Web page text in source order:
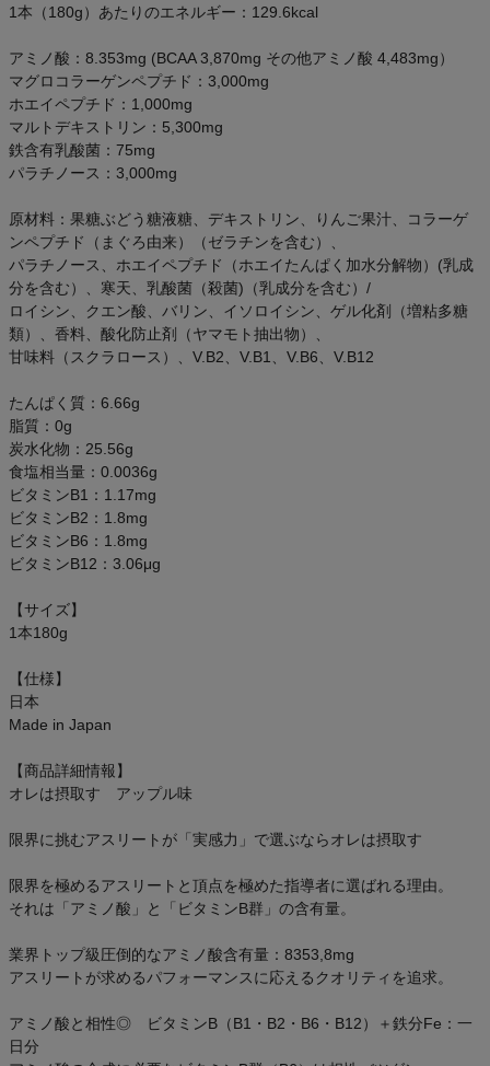
プロテイン・サプリメントまとめ買い
アウトレットセール
スタッフコーディネート
スタッフブログ
1本（180g）あたりのエネルギー：129.6kcal
アミノ酸：8.353mg (BCAA 3,870mg その他アミノ酸 4,483mg）
マグロコラーゲンペプチド：3,000mg
ホエイペプチド：1,000mg
マルトデキストリン：5,300mg
鉄含有乳酸菌：75mg
パラチノース：3,000mg
原材料：果糖ぶどう糖液糖、デキストリン、りんご果汁、コラーゲ
ンペプチド（まぐろ由来）（ゼラチンを含む）、
パラチノース、ホエイペプチド（ホエイたんぱく加水分解物）(乳成
分を含む）、寒天、乳酸菌（殺菌)（乳成分を含む）/
ロイシン、クエン酸、バリン、イソロイシン、ゲル化剤（増粘多糖
類）、香料、酸化防止剤（ヤマモト抽出物）、
甘味料（スクラロース）、V.B2、V.B1、V.B6、V.B12
たんぱく質：6.66g
脂質：0g
炭水化物：25.56g
食塩相当量：0.0036g
ビタミンB1：1.17mg
ビタミンB2：1.8mg
ビタミンB6：1.8mg
ビタミンB12：3.06μg
【サイズ】
1本180g
【仕様】
日本
Made in Japan
【商品詳細情報】
オレは摂取す アップル味
限界に挑むアスリートが「実感力」で選ぶならオレは摂取す
限界を極めるアスリートと頂点を極めた指導者に選ばれる理由。
それは「アミノ酸」と「ビタミンB群」の含有量。
業界トップ級圧倒的なアミノ酸含有量：8353,8mg
アスリートが求めるパフォーマンスに応えるクオリティを追求。
アミノ酸と相性◎ ビタミンB（B1・B2・B6・B12）＋鉄分Fe：一
日分